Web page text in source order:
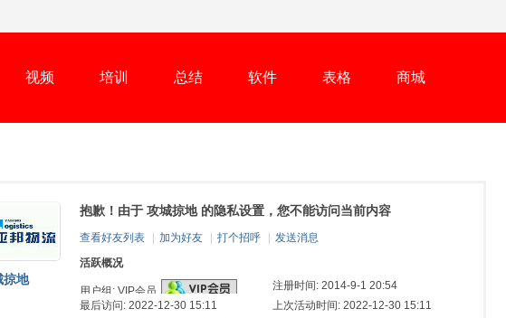
视频 培训 总结 软件 表格 商城
掠地
抱歉！由于 攻城掠地 的隐私设置，您不能访问当前内容
查看好友列表 加为好友 打个招呼
发送消息
活跃概况
用户组: VIP会员
注册时间: 2014-9-1 20:54
最后访问: 2022-12-30 15:11
上次活动时间: 2022-12-30 15:11